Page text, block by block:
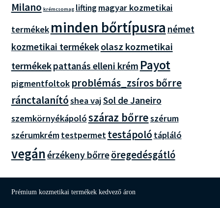
Milano krémcsomag lifting magyar kozmetikai
termékek minden bőrtípusra német
kozmetikai termékekolasz kozmetikai
termékekpattanás elleni krém Payot
pigmentfoltok problémás_zsíros bőrre
ránctalanítóshea vajSol de Janeiro
szemkörnyékápolószáraz bőrreszérum
szérumkrémtestpermettestápoló tápláló
vegánérzékeny bőrreöregedésgátló
Prémium kozmetikai termékek kedvező áron